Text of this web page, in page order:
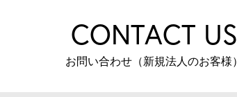
CONTACT US
お問い合わせ（新規法人のお客様）